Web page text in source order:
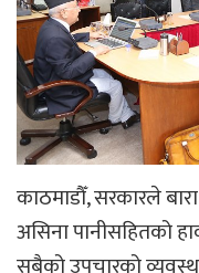
काठमाडौँ, सरकारले
असिना पानीसहितको